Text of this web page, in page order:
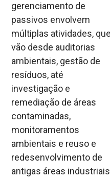
gerenciamento de
passivos envolvem
múltiplas atividades, que
vão desde auditorias
ambientais, gestão de
resíduos, até
investigação e
remediação de áreas
contaminadas,
monitoramentos
ambientais e reuso e
redesenvolvimento de
antigas áreas